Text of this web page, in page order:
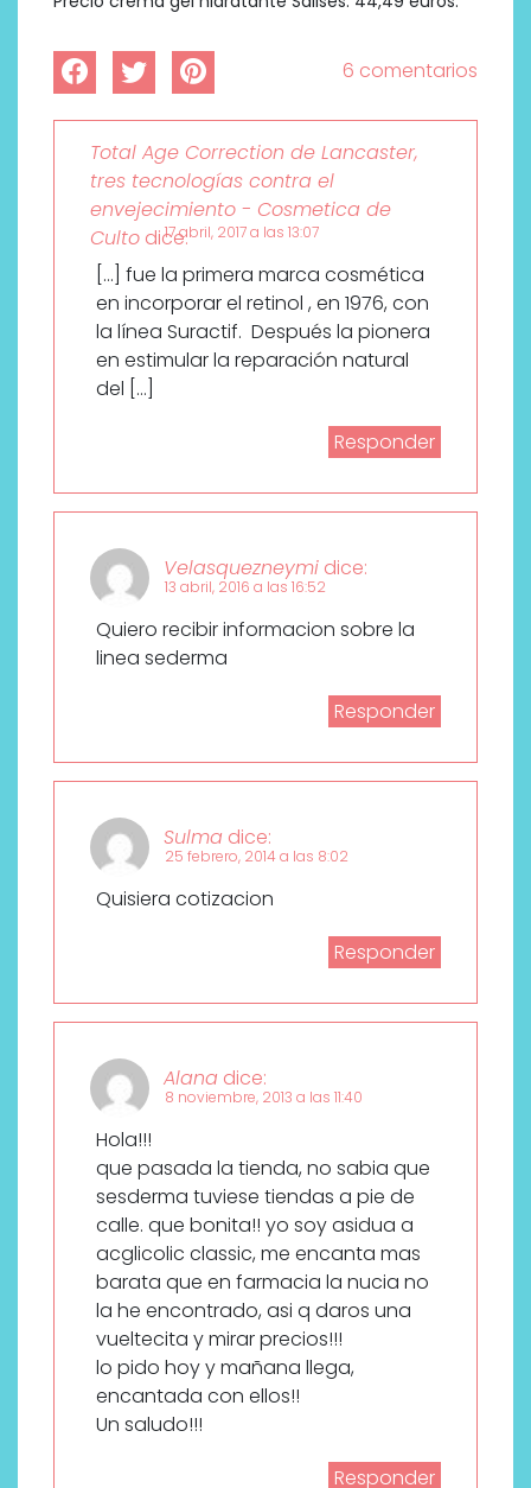
6 comentarios
Total Age Correction de Lancaster,
tres tecnologías contra el
envejecimiento - Cosmetica de
Culto dice:17 abril, 2017 a las 13:07
[…] fue la primera marca cosmética
en incorporar el retinol , en 1976, con
la línea Suractif. Después la pionera
en estimular la reparación natural
del […]
Responder
Velasquezneymi dice:
13 abril, 2016 a las 16:52
Quiero recibir informacion sobre la
linea sederma
Responder
Sulma dice:
25 febrero, 2014 a las 8:02
Quisiera cotizacion
Responder
Alana dice:
8 noviembre, 2013 a las 11:40
Hola!!!
que pasada la tienda, no sabia que
sesderma tuviese tiendas a pie de
calle. que bonita!! yo soy asidua a
acglicolic classic, me encanta mas
barata que en farmacia la nucia no
la he encontrado, asi q daros una
vueltecita y mirar precios!!!
lo pido hoy y mañana llega,
encantada con ellos!!
Un saludo!!!
Responder